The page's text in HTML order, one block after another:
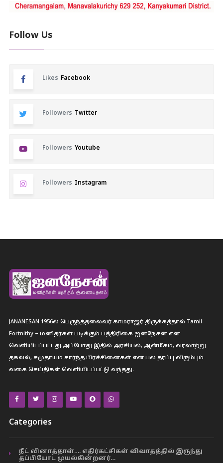
Follow Us
Likes Facebook
Followers Twitter
Followers Youtube
Followers Instagram
JANANESAN 1956ல் பெருந்த்தலைவர் காமராஜர் திருக்கத்தால் Tamil
Fortnithy – மனிதர்கள் படிக்கும் பத்திரிகை ஐனநேசன் என
வெளியிடப்பட்டது.அப்போது இதில் அரசியல், ஆன்மீகம், வரலாற்று
தகவல், சமுதாயம் சார்ந்த பிரச்சினைகள் என பல தரப்பு விரும்பும்
வகை செய்திகள் வெளியிடப்பட்டு வந்தது.
Categories
நீட் வினாத்தாள்…. எதிர்கட்சிகள் விவாதத்தில் இருந்து
தப்பியோட முயல்கின்றனர்…